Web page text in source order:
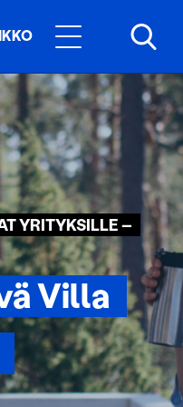
YRITYKSILLE –
Villa